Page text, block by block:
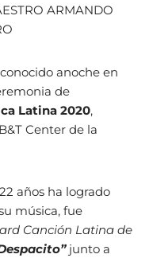
ARMANDO
anoche en
de
Latina 2020,
Center de la
años ha logrado
música, fue
Canción Latina de
junto a